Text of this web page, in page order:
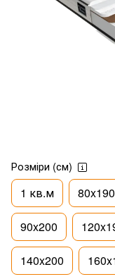
Розміри (см)
1 кв.м 80x190
90x200
140x200